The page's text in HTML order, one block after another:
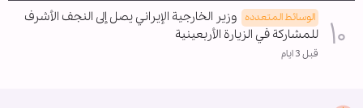
الوسائط المتعدده وزير الخارجية الإيراني يصل إلى النجف الأشرف
للمشاركة في الزيارة الأربعينية
قبل 3 ايام